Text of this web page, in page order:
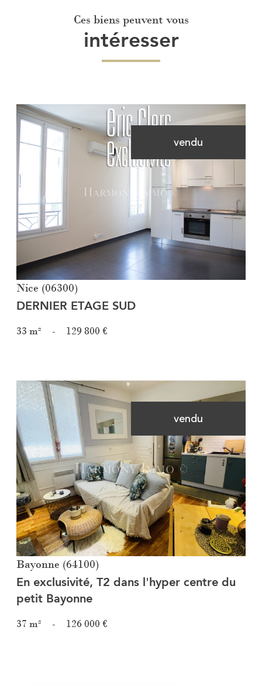
Ces biens peuvent vous
intéresser
vendu
Voir le bien
Nice (06300)
DERNIER ETAGE SUD
33 m² - 129 800 €
vendu
Voir le bien
Bayonne (64100)
En exclusivité, T2 dans l'hyper centre du
petit Bayonne
37 m² - 126 000 €